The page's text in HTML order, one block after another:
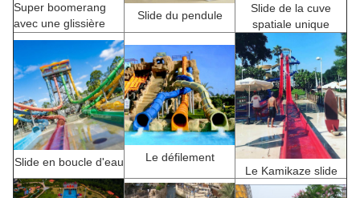
Super boomerang
avec une glissière
Slide du pendule
Slide de la cuve
spatiale unique
Slide en boucle d'eau
Le défilement
Le Kamikaze slide